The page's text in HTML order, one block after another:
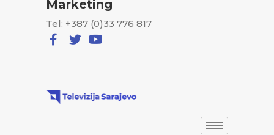
Marketing
Tel: +387 (0)33 776 817